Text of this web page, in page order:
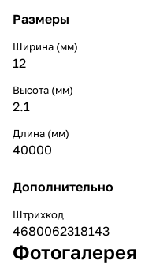
Размеры
Ширина (мм)
12
Высота (мм)
2.1
Длина (мм)
40000
Дополнительно
Штрихкод
4680062318143
Фотогалерея